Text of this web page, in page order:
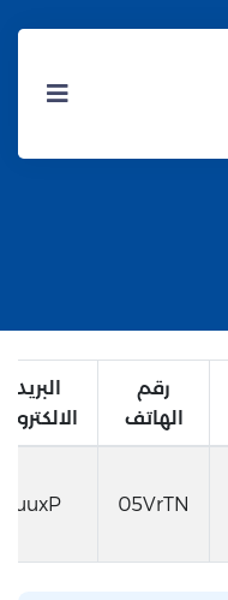
رقم
الهاتف
البريد
05VrTN
uuxP